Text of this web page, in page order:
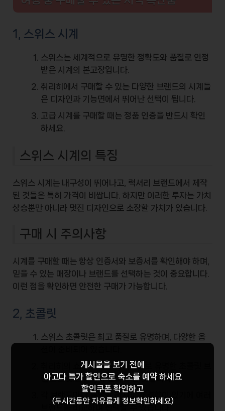
1, 스위스 시계
스위스는 세계적으로 유명한 정확도와 품질 로 인정
받은 시계의 본고장입니다.
취리히에서 구매할 수 있는 다양한 브랜드의 시계들
은 디자인과 기능면에서 뛰어난 선택이 됩니다.
고급 시계를 구매할 때는 정품 인증을 반드시 확인
하세요.
스위스 시계의 특징
스위스 시계는 내구성이 뛰어나고, 럭셔리 브랜드에서 제작
된 것들은 특히 가격이 비쌉니다 . 하지만 이러한 투자는 가치
상승뿐만 아니라 멋진 디자인으로 소장할 가치가 있습니다.
구매 시 주의사항
시계를 구매할 때는 항상 인증서 와 보증서를 확인해야 하며,
믿을 수 있는 매장이나 브랜드를 선택하는 것이 중요합니다.
이런 점을 확인하면 안전한 구매 가 가능합니다.
2, 초콜릿
스위스 초콜릿은 최고 품질 로 유명하며, 다양한 옵
취리히의 쇼핑 거리는 세계적으로 유명한 초콜릿 브
랜드 그것도 놓치지 말아야 할 곳입니다.
각 브랜드마다 특별한 레시피 와 경향이 있기에 여러
게시물을 보기 전에
아고다 특가 할인으로 숙소를 예약 하세요
할인쿠폰 확인하고
(두시간동안 자유롭게 정보확인하세요)